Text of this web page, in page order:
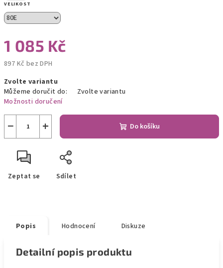
VELIKOST
1 085 Kč
897 Kč bez DPH
cena:
Zvolte variantu
Můžeme doručit do:
Zvolte variantu
Možnosti doručení
+
− Do košíku
Zeptat se Sdílet
Popis Hodnocení Diskuze
Detailní popis produktu